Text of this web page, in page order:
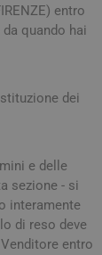
entro
quando hai
dei
e delle
sezione - si
interamente
di reso deve
entro